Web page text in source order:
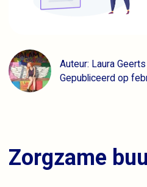
Auteur: Laura Geerts
Gepubliceerd op
Zorgzame